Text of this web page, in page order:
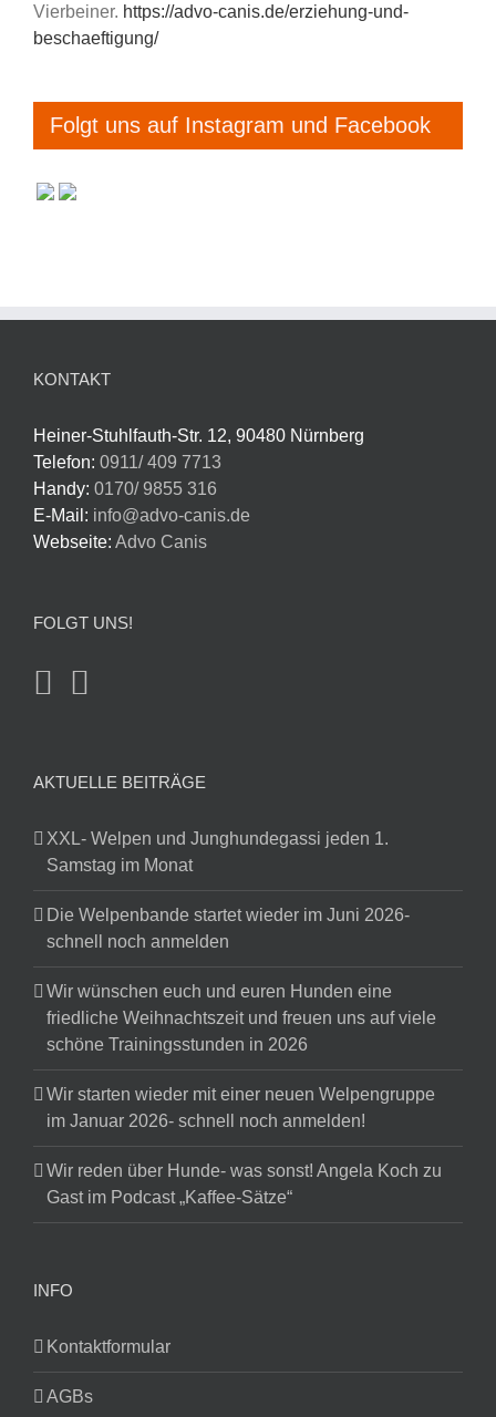
Vierbeiner. https://advo-canis.de/erziehung-und-
beschaeftigung/
Folgt uns auf Instagram und Facebook
KONTAKT
Heiner-Stuhlfauth-Str. 12, 90480 Nürnberg
Telefon: 0911/ 409 7713
Handy: 0170/ 9855 316
E-Mail: info@advo-canis.de
Webseite: Advo Canis
FOLGT UNS!
AKTUELLE BEITRÄGE
XXL- Welpen und Junghundegassi jeden 1.
Samstag im Monat
Die Welpenbande startet wieder im Juni 2026-
schnell noch anmelden
Wir wünschen euch und euren Hunden eine
friedliche Weihnachtszeit und freuen uns auf viele
schöne Trainingsstunden in 2026
Wir starten wieder mit einer neuen Welpengruppe
im Januar 2026- schnell noch anmelden!
Wir reden über Hunde- was sonst! Angela Koch zu
Gast im Podcast „Kaffee-Sätze“
INFO
Kontaktformular
AGBs